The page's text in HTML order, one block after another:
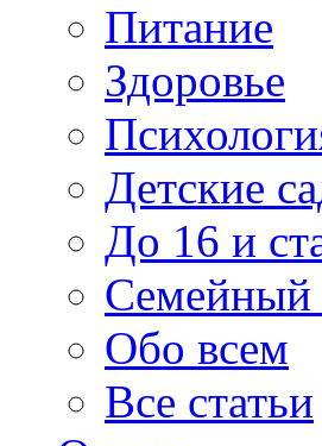
Питание
Здоровье
Детские
До 16 и
Семейный
Обо всем
Все статьи